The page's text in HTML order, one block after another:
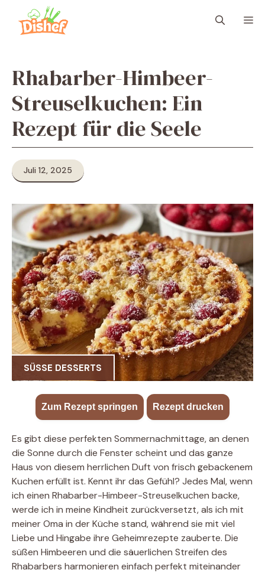
Inhalt
springen
Rhabarber-Himbeer-
Streuselkuchen: Ein
Rezept für die Seele
Juli 12, 2025
SÜSSE DESSERTS
Zum Rezept springen Rezept drucken
Es gibt diese perfekten Sommernachmittage, an denen
die Sonne durch die Fenster scheint und das ganze
Haus von diesem herrlichen Duft von frisch gebackenem
Kuchen erfüllt ist. Kennt ihr das Gefühl? Jedes Mal, wenn
ich einen Rhabarber-Himbeer-Streuselkuchen backe,
werde ich in meine Kindheit zurückversetzt, als ich mit
meiner Oma in der Küche stand, während sie mit viel
Liebe und Hingabe ihre Geheimrezepte zauberte. Die
süßen Himbeeren und die säuerlichen Streifen des
Rhabarbers harmonieren einfach perfekt miteinander